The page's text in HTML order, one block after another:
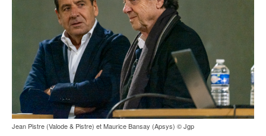
Jean Pistre (Valode & Pistre) et Maurice Bansay (Apsys) © Jgp